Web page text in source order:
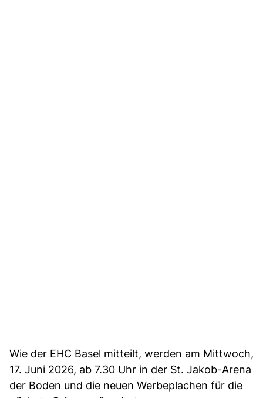
Wie der EHC Basel mitteilt, werden am Mittwoch,
17. Juni 2026, ab 7.30 Uhr in der St. Jakob-Arena
der Boden und die neuen Werbeplachen für die